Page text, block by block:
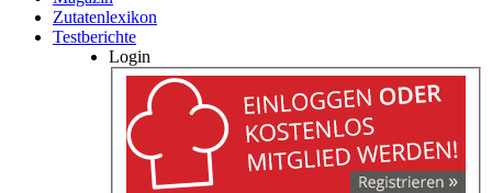
Zutatenlexikon
Testberichte
Login